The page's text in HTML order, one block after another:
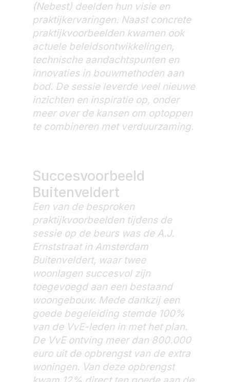
(Nebest) deelden hun visie en
praktijkervaringen. Naast concrete
praktijkvoorbeelden kwamen ook
actuele beleidsontwikkelingen,
technische aandachtspunten en
innovaties in bouwmethoden aan
bod. De sessie leverde veel nieuwe
inzichten en inspiratie op, onder
meer over de kansen om optoppen
te combineren met verduurzaming.
Succesvoorbeeld
Buitenveldert
Een van de besproken
praktijkvoorbeelden tijdens de
sessie op de beurs was de A.J.
Ernststraat in Amsterdam
Buitenveldert, waar twee
woonlagen succesvol zijn
toegevoegd aan een bestaand
woongebouw. Mede dankzij een
goede begeleiding stemde 100%
van de VvE-leden in met het plan.
De VvE ontving meer dan 800.000
euro uit de opbrengst van de extra
woningen. Van deze opbrengst